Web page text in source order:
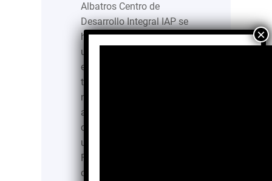
Albatros Centro de
Desarrollo Integral IAP se
ha consolidado como
una institución pionera
en México, dedicada a
transformar la vida de
niños, adolescentes y
adultos que enfrentan
condiciones derivadas de
una lesión cerebral.
Fundado en 2006, este
centro sin fines de lucro